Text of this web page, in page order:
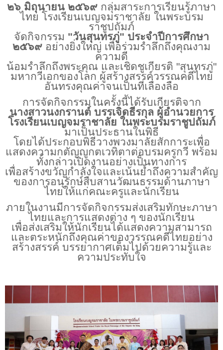
๒๖ มิถุนายน ๒๕๖๙ กลุ่มสาระการเรียนรู้ภาษา
ไทย โรงเรียนเบญจมราชาลัย ในพระบรม
ราชูปถัมภ์
จัดกิจกรรม "วันสุนทรภู่" ประจำปีการศึกษา
๒๕๖๙ อย่างยิ่งใหญ่ เพื่อร่วมรำลึกถึงคุณงาม
ความดี
น้อมรำลึกถึงพระคุณ และเชิดชูเกียรติ "สุนทรภู่"
มหากวีเอกของโลก ผู้สร้างสรรค์วรรณคดีไทย
อันทรงคุณค่าจนเป็นที่เลื่องลือ
การจัดกิจกรรมในครั้งนี้ได้รับเกียรติจาก
นางสาวนงกรานต์ บรรเจิดธีรกุล ผู้อำนวยการ
โรงเรียนเบญจมราชาลัย ในพระบรมราชูปถัมภ์
มาเป็นประธานในพิธี
โดยได้ประกอบพิธีวางพวงมาลัยสักการะเพื่อ
แสดงความกตัญญูกตเวทิตาต่อบรมครูกวี พร้อม
ทั้งกล่าวเปิดงานอย่างเป็นทางการ
เพื่อสร้างขวัญกำลังใจและเน้นย้ำถึงความสำคัญ
ของการอนุรักษ์สืบสานวัฒนธรรมด้านภาษา
ไทยให้แก่คณะครูและนักเรียน
ภายในงานมีการจัดกิจกรรมส่งเสริมทักษะภาษา
ไทยและการแสดงต่าง ๆ ของนักเรียน
เพื่อส่งเสริมให้นักเรียนได้แสดงความสามารถ
และตระหนักถึงคุณค่าของวรรณคดีไทยอย่าง
สร้างสรรค์ บรรยากาศเต็มไปด้วยความรู้และ
ความประทับใจ